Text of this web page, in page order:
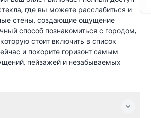
где вы можете расслабиться и
стены, создающие ощущение
способ познакомиться с городом,
стоит включить в список
и покорите горизонт самым
пейзажей и незабываемых